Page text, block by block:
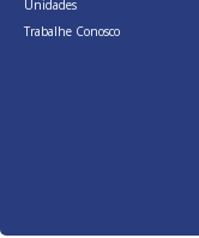
Unidades
Trabalhe Conosco